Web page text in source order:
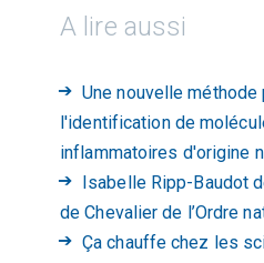
A lire aussi
Une nouvelle méthode
l'identification de
inflammatoires d'origine
Isabelle Ripp-Baudot
de Chevalier de l’Ordre
Ça chauffe chez les